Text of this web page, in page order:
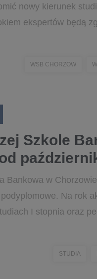
nowy kierunek
ekspertów będą
WSB CHORZOW
Szkole
Bankowa w
Na rok
I stopnia oraz
STUDIA